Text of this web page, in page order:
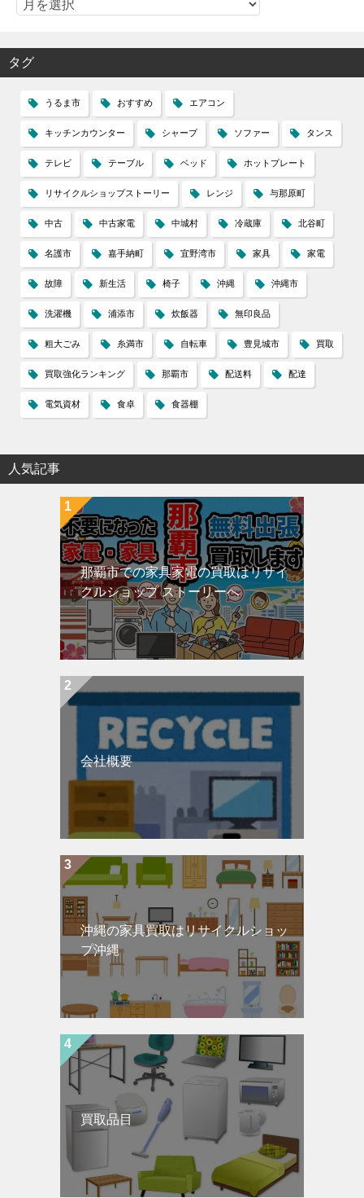
タグ
うるま市 おすすめ エアコン
キッチンカウンター シャープ ソファー タンス
テレビ テーブル ベッド ホットプレート
リサイクルショップストーリー レンジ 与那原町
中古 中古家電 中城村 冷蔵庫 北谷町
名護市 嘉手納町 宜野湾市 家具 家電
故障 新生活 椅子 沖縄 沖縄市
洗濯機 浦添市 炊飯器 無印良品
粗大ごみ 糸満市 自転車 豊見城市 買取
買取強化ランキング 那覇市 配送料 配達
電気資材 食卓 食器棚
人気記事
那覇市での家具家電の買取はリサイ
クルショップ ストーリーへ
会社概要
沖縄の家具買取はリサイクルショッ
プ沖縄
買取品目